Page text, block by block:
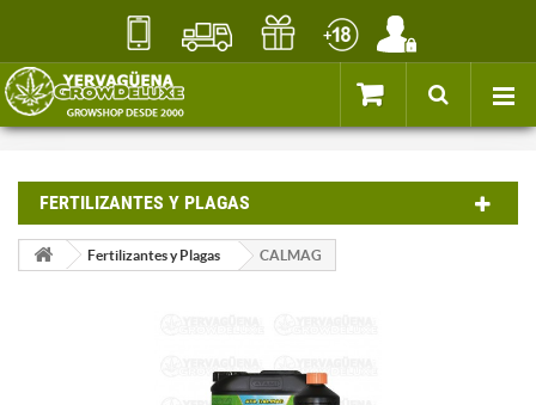
FERTILIZANTES Y PLAGAS
Fertilizantes y Plagas CALMAG